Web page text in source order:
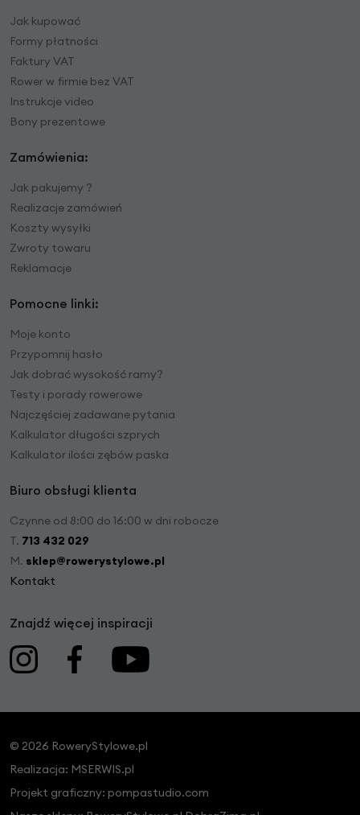
Jak kupować
Formy płatności
Faktury VAT
Rower w firmie bez VAT
Instrukcje video
Bony prezentowe
Zamówienia:
Jak pakujemy ?
Realizacje zamówień
Koszty wysyłki
Zwroty towaru
Reklamacje
Pomocne linki:
Moje konto
Przypomnij hasło
Jak dobrać wysokość ramy?
Testy i porady rowerowe
Najczęściej zadawane pytania
Kalkulator długości szprych
Kalkulator ilości zębów paska
Biuro obsługi klienta
Czynne od 8:00 do 16:00 w dni robocze
T. 713 432 029
M. sklep@rowerystylowe.pl
Kontakt
Znajdź więcej inspiracji
© 2026 RoweryStylowe.pl
Realizacja: MSERWIS.pl
Projekt graficzny: pompastudio.com